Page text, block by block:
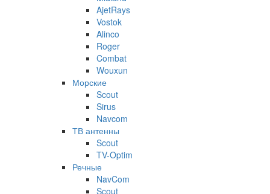
AjetRays
Vostok
Alinco
Roger
Combat
Wouxun
Морские
Scout
Sirus
Navcom
ТВ антенны
Scout
TV-Optim
Речные
NavCom
Scout